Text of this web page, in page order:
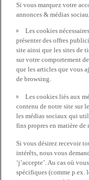
Si vous marquez votre
annonces & médias
Les cookies
présenter des offres
site ainsi que les sites de
sur votre comportement
que les articles que vous
de browsing.
Les cookies liés aux
contenu de notre site sur
les médias sociaux qui
fins propres en matière de
Si vous désirez recevoir
intérêts, nous vous
‘j’accepte’. Au cas où
spécifiques (comme p.ex.